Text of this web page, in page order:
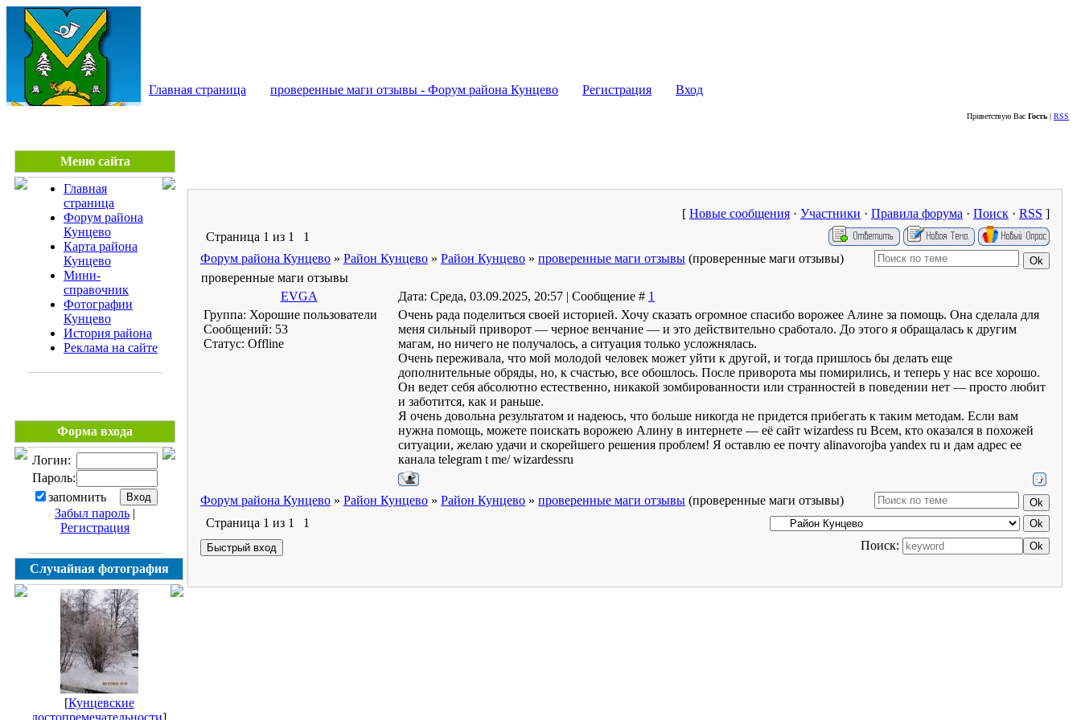
Главная страница проверенные маги отзывы - Форум района Кунцево Регистрация Вход
Приветствую Вас Гость | RSS
Меню сайта
Главная
страница
Форум района
Кунцево
Карта района
Кунцево
Мини-
справочник
Фотографии
Кунцево
История района
Реклама на сайте
Форма входа
Логин:
Пароль:
запомнить
Забыл пароль |
Регистрация
Случайная фотография
[Кунцевские
достопремечательности]
[ Новые сообщения · Участники · Правила форума · Поиск · RSS ]
Страница 1 из 1
1
Форум района Кунцево » Район Кунцево » Район Кунцево » проверенные маги отзывы (проверенные маги отзывы)
проверенные маги отзывы
EVGA
Дата: Среда, 03.09.2025, 20:57 | Сообщение # 1
Группа: Хорошие пользователи
Сообщений: 53
Статус: Offline
Очень рада поделиться своей историей. Хочу сказать огромное спасибо ворожее Алине за помощь. Она сделала для
меня сильный приворот — черное венчание — и это действительно сработало. До этого я обращалась к другим
магам, но ничего не получалось, а ситуация только усложнялась.
Очень переживала, что мой молодой человек может уйти к другой, и тогда пришлось бы делать еще
дополнительные обряды, но, к счастью, все обошлось. После приворота мы помирились, и теперь у нас все хорошо.
Он ведет себя абсолютно естественно, никакой зомбированности или странностей в поведении нет — просто любит
и заботится, как и раньше.
Я очень довольна результатом и надеюсь, что больше никогда не придется прибегать к таким методам. Если вам
нужна помощь, можете поискать ворожею Алину в интернете — её сайт wizardess ru Всем, кто оказался в похожей
ситуации, желаю удачи и скорейшего решения проблем! Я оставлю ее почту alinavorojba yandex ru и дам адрес ее
канала telegram t me/ wizardessru
Форум района Кунцево » Район Кунцево » Район Кунцево » проверенные маги отзывы (проверенные маги отзывы)
Страница 1 из 1
1
Поиск: